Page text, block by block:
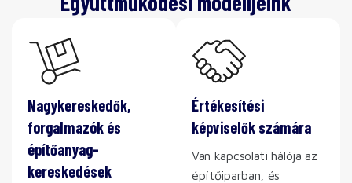
Nagykereskedők,
forgalmazók és
építőanyag-
kereskedések
Értékesítési
képviselők számára
Van kapcsolati hálója az
építőiparban, és